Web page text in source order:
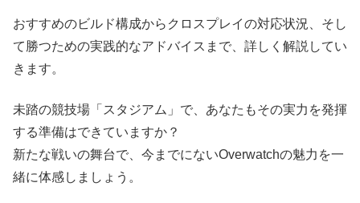
おすすめのビルド構成からクロスプレイの対応状況、そし
て勝つための実践的なアドバイスまで、詳しく解説してい
きます。
未踏の競技場「スタジアム」で、あなたもその実力を発揮
する準備はできていますか？
新たな戦いの舞台で、今までにないOverwatchの魅力を一
緒に体感しましょう。